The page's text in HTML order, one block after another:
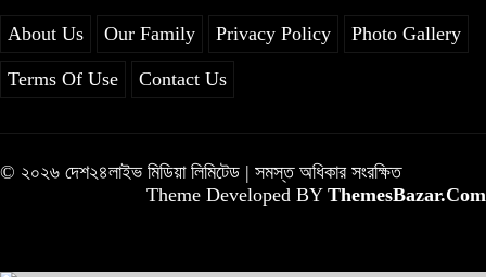
About Us Our Family Privacy Policy Photo Gallery
Terms Of Use Contact Us
© ২০২৬ দেশ২৪লাইভ মিডিয়া লিমিটেড | সমস্ত অধিকার সংরক্ষিত
Theme Developed BY ThemesBazar.Com